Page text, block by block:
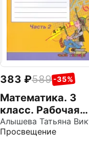
383 589 -35%
Математика. 3
класс. Рабочая
тетрадь.
Адаптированные
Просвещение